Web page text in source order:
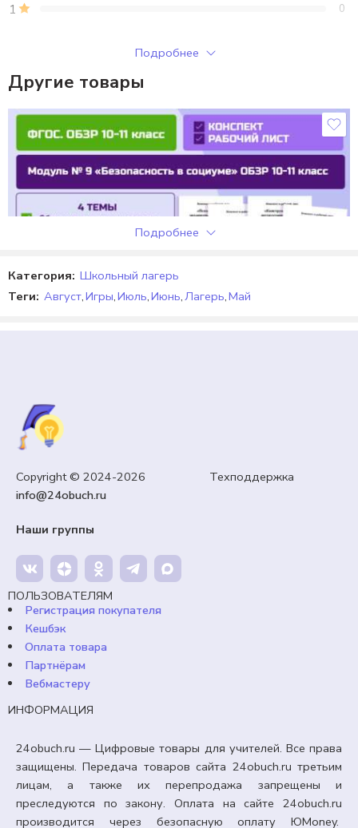
1 0
Только зарегистрированные клиенты, купившие этот товар,
могут публиковать отзывы.
Отзывы
Отзывов пока нет.
Подробнее
Другие товары
10 КЛАСС
Конспекты ОБЗР 10-11 класс. Модуль № 9
класс. ФГОС.
150,00₽Кешбэк:23 рубля
Продавец:24obuch.ru
Подробнее
Категория: Школьный лагерь
Теги: Август,Игры,Июль,Июнь,Лагерь,Май
Copyright © 2024-2026 Техподдержка
info@24obuch.ru
Наши группы
ПОЛЬЗОВАТЕЛЯМ
Регистрация покупателя
Кешбэк
Оплата товара
Партнёрам
Вебмастеру
ИНФОРМАЦИЯ
24obuch.ru — Цифровые товары для учителей. Все права
защищены. Передача товаров сайта 24obuch.ru третьим
лицам, а также их перепродажа запрещены и
преследуются по закону. Оплата на сайте 24obuch.ru
производится через безопасную оплату ЮMoney.